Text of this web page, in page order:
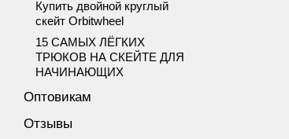
Купить двойной круглый
скейт Orbitwheel
15 САМЫХ ЛЁГКИХ
ТРЮКОВ НА СКЕЙТЕ ДЛЯ
НАЧИНАЮЩИХ
Оптовикам
Отзывы